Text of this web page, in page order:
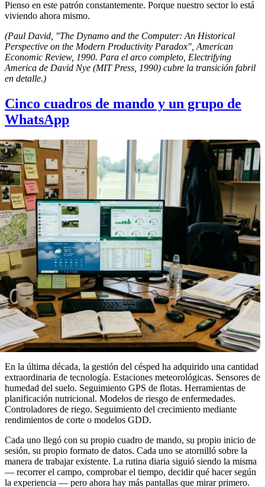
Pienso en este patrón constantemente. Porque nuestro sector lo está
viviendo ahora mismo.
(Paul David, "The Dynamo and the Computer: An Historical
Perspective on the Modern Productivity Paradox", American
Economic Review, 1990. Para el arco completo, Electrifying
America de David Nye (MIT Press, 1990) cubre la transición fabril
en detalle.)
Cinco cuadros de mando y un grupo de
WhatsApp
En la última década, la gestión del césped ha adquirido una cantidad
extraordinaria de tecnología. Estaciones meteorológicas. Sensores de
humedad del suelo. Seguimiento GPS de flotas. Herramientas de
planificación nutricional. Modelos de riesgo de enfermedades.
Controladores de riego. Seguimiento del crecimiento mediante
rendimientos de corte o modelos GDD.
Cada uno llegó con su propio cuadro de mando, su propio inicio de
sesión, su propio formato de datos. Cada uno se atornilló sobre la
manera de trabajar existente. La rutina diaria siguió siendo la misma
— recorrer el campo, comprobar el tiempo, decidir qué hacer según
la experiencia — pero ahora hay más pantallas que mirar primero.